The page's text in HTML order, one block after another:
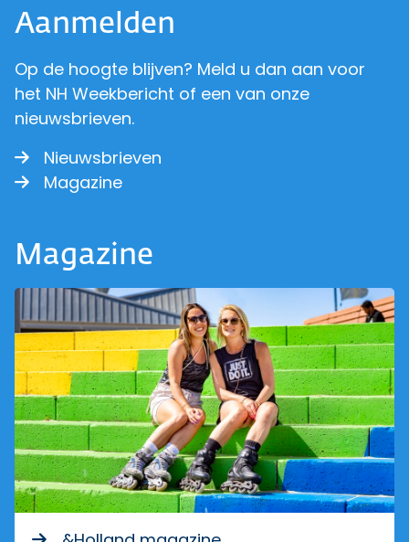
Aanmelden
Op de hoogte blijven? Meld u dan aan voor
het NH Weekbericht of een van onze
nieuwsbrieven.
Nieuwsbrieven
Magazine
Magazine